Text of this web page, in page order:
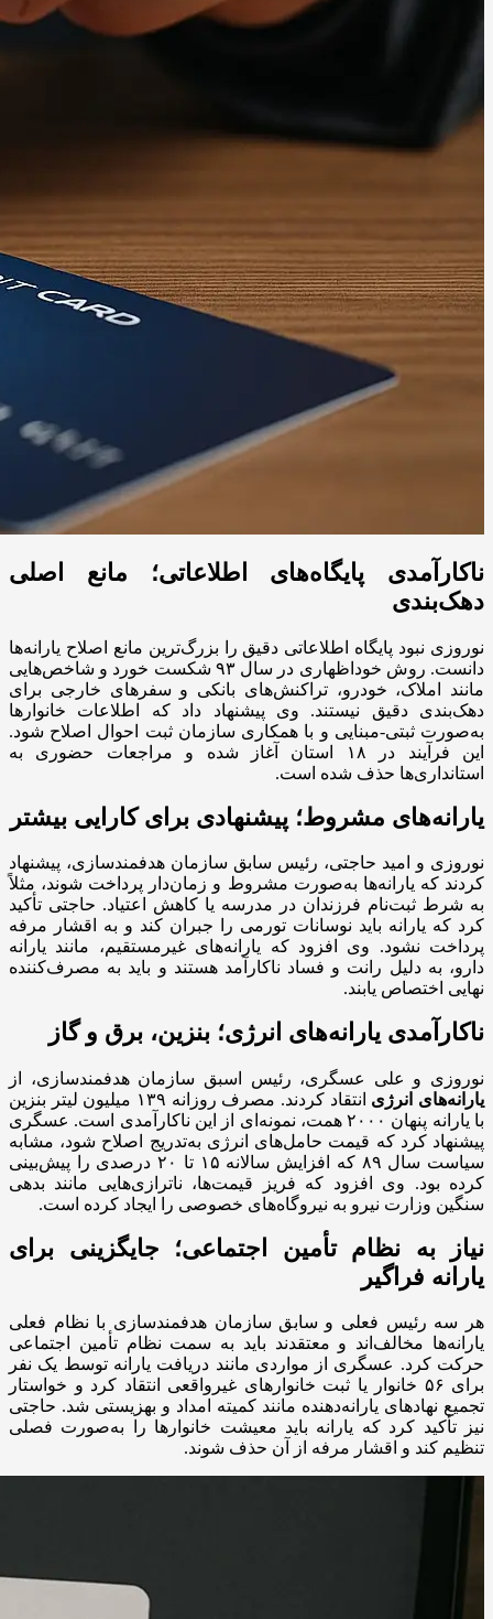
ناکارآمدی پایگاه‌های اطلاعاتی؛ مانع اصلی
دهک‌بندی
نوروزی نبود پایگاه اطلاعاتی دقیق را بزرگ‌ترین مانع اصلاح یارانه‌ها
دانست. روش خوداظهاری در سال ۹۳ شکست خورد و شاخص‌هایی
مانند املاک، خودرو، تراکنش‌های بانکی و سفرهای خارجی برای
دهک‌بندی دقیق نیستند. وی پیشنهاد داد که اطلاعات خانوارها
به‌صورت ثبتی-مبنایی و با همکاری سازمان ثبت احوال اصلاح شود.
این فرآیند در ۱۸ استان آغاز شده و مراجعات حضوری به
استانداری‌ها حذف شده است.
یارانه‌های مشروط؛ پیشنهادی برای کارایی بیشتر
نوروزی و امید حاجتی، رئیس سابق سازمان هدفمندسازی، پیشنهاد
کردند که یارانه‌ها به‌صورت مشروط و زمان‌دار پرداخت شوند، مثلاً
به شرط ثبت‌نام فرزندان در مدرسه یا کاهش اعتیاد. حاجتی تأکید
کرد که یارانه باید نوسانات تورمی را جبران کند و به اقشار مرفه
پرداخت نشود. وی افزود که یارانه‌های غیرمستقیم، مانند یارانه
دارو، به دلیل رانت و فساد ناکارآمد هستند و باید به مصرف‌کننده
نهایی اختصاص یابند.
ناکارآمدی یارانه‌های انرژی؛ بنزین، برق و گاز
نوروزی و علی عسگری، رئیس اسبق سازمان هدفمندسازی، از
یارانه‌های انرژی
انتقاد کردند. مصرف روزانه ۱۳۹ میلیون لیتر بنزین
با یارانه پنهان ۲۰۰۰ همت، نمونه‌ای از این ناکارآمدی است. عسگری
پیشنهاد کرد که قیمت حامل‌های انرژی به‌تدریج اصلاح شود، مشابه
سیاست سال ۸۹ که افزایش سالانه ۱۵ تا ۲۰ درصدی را پیش‌بینی
کرده بود. وی افزود که فریز قیمت‌ها، ناترازی‌هایی مانند بدهی
سنگین وزارت نیرو به نیروگاه‌های خصوصی را ایجاد کرده است.
نیاز به نظام تأمین اجتماعی؛ جایگزینی برای
یارانه فراگیر
هر سه رئیس فعلی و سابق سازمان هدفمندسازی با نظام فعلی
یارانه‌ها مخالف‌اند و معتقدند باید به سمت نظام تأمین اجتماعی
حرکت کرد. عسگری از مواردی مانند دریافت یارانه توسط یک نفر
برای ۵۶ خانوار یا ثبت خانوارهای غیرواقعی انتقاد کرد و خواستار
تجمیع نهادهای یارانه‌دهنده مانند کمیته امداد و بهزیستی شد. حاجتی
نیز تأکید کرد که یارانه باید معیشت خانوارها را به‌صورت فصلی
تنظیم کند و اقشار مرفه از آن حذف شوند.